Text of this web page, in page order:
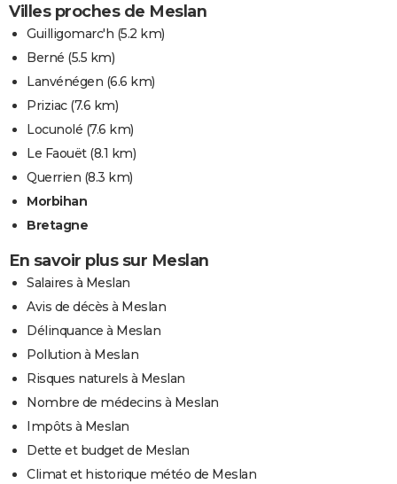
Villes proches de Meslan
Guilligomarc'h (5.2 km)
Berné (5.5 km)
Lanvénégen (6.6 km)
Priziac(7.6 km)
Locunolé (7.6 km)
Le Faouët(8.1 km)
Querrien (8.3 km)
Morbihan
Bretagne
En savoir plus sur Meslan
Salaires à Meslan
Avis de décès à Meslan
Délinquance à Meslan
Pollution à Meslan
Risques naturels à Meslan
Nombre de médecins à Meslan
Impôts à Meslan
Dette et budget de Meslan
Climat et historique météo de Meslan